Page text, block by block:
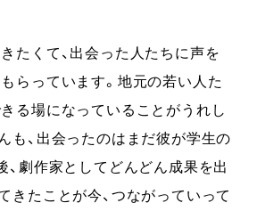
たくて、出会った人たちに声を
らっています。地元の若い人た
る場になっていることがうれし
も、出会ったのはまだ彼が学生の
、劇作家としてどんどん成果を出
きたことが今、つながっていって